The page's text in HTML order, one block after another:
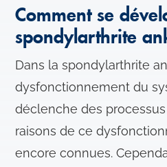
Comment se
spondylarthrite
Dans la spondylarthrite
dysfonctionnement du
déclenche des
raisons de ce
encore connues.